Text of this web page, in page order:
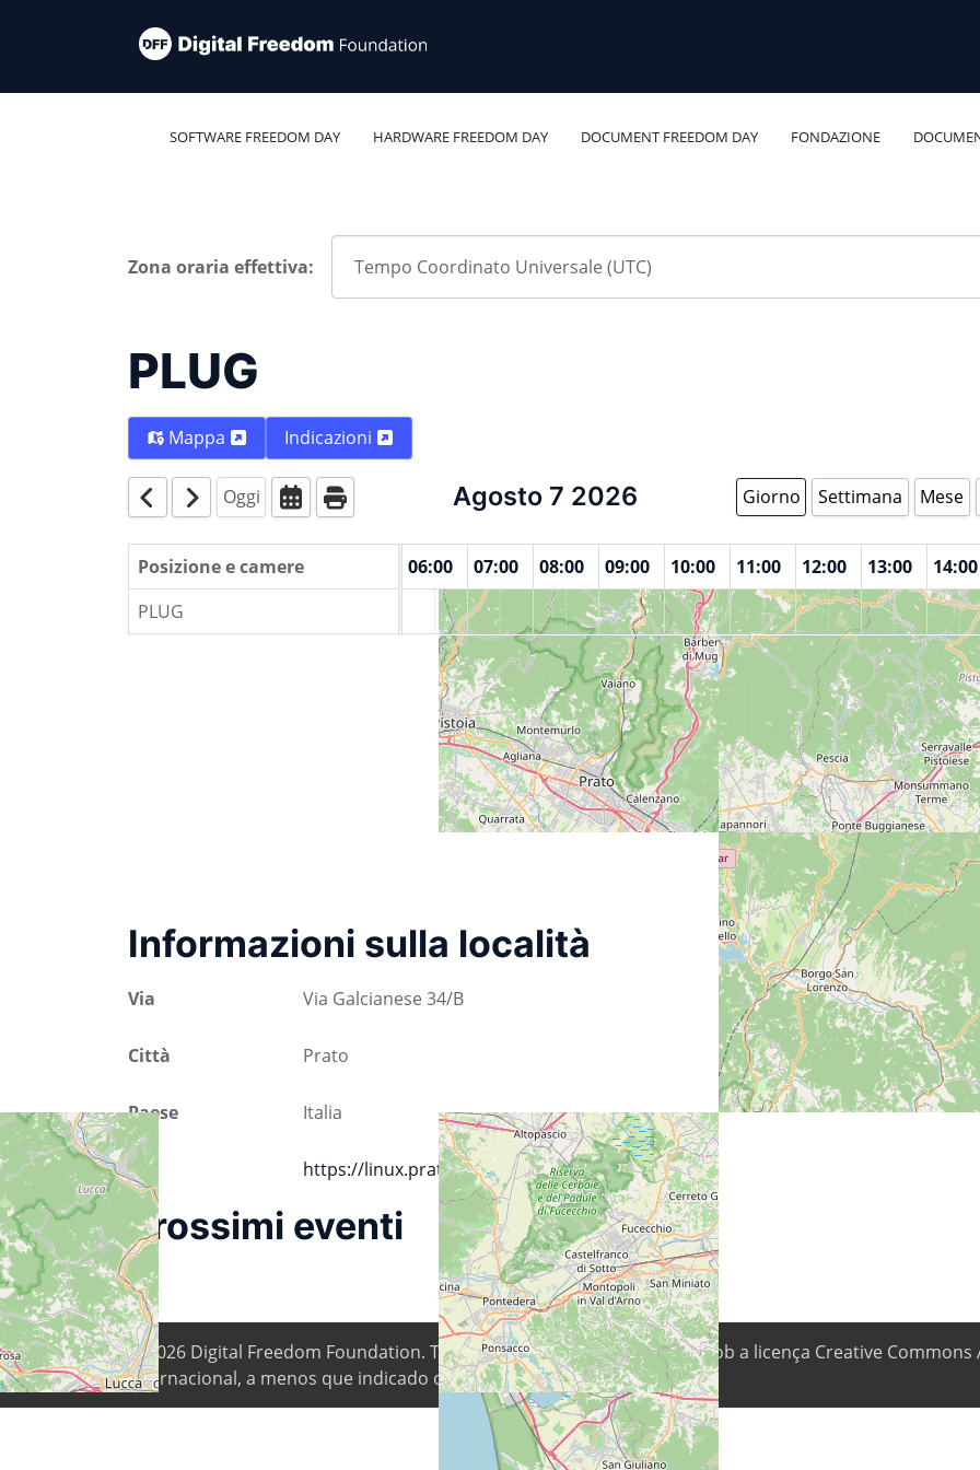
SOFTWARE FREEDOM DAY HARDWARE FREEDOM DAY DOCUMENT FREEDOM DAY FONDAZIONE
Zona oraria effettiva:
PLUG
Mappa Indicazioni
Oggi Agosto 7 2026 Giorno Settimana Mese
Posizione e camere
02:00 03:00 04:00 06:00 07:00 08:00 09:00 10:00 11:00 12:00 13:00 14:00
PLUG
Informazioni sulla località
Via Via Galcianese 34/B
Città Prato
Paese Italia
Url https://linux.prato.it
Prossimi eventi
© 2026 Digital Freedom Foundation. Todo o conteúdo está disponível sob a licença Creative
Internacional, a menos que indicado de outra forma.